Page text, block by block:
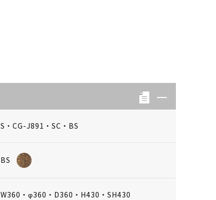
S・CG-J891・SC・BS
BS
W360・φ360・D360・H430・SH430